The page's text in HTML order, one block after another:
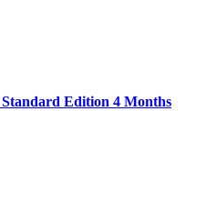
Edition 4 Months